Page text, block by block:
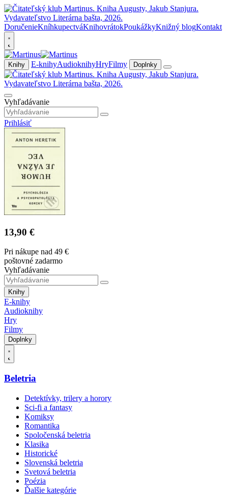
DoručenieKníhkupectváKnihovrátokPoukážkyKnižný blogKontakt
Knihy E-knihyAudioknihyHryFilmy Doplnky
Vyhľadávanie
Prihlásiť
13,90 €
Pri nákupe nad 49 €
poštovné zadarmo
Vyhľadávanie
Knihy
E-knihy
Audioknihy
Hry
Filmy
Doplnky
Beletria
Detektívky, trilery a horory
Sci-fi a fantasy
Komiksy
Romantika
Spoločenská beletria
Klasika
Historické
Slovenská beletria
Svetová beletria
Poézia
Ďalšie kategórie